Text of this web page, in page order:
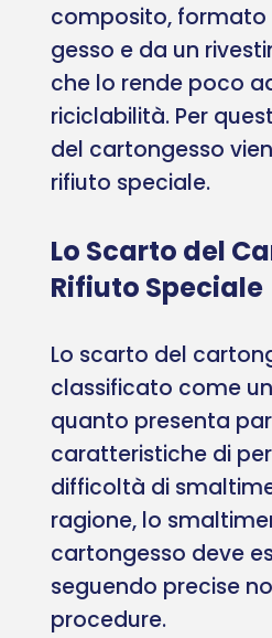
composito, formato
gesso e da un
che lo rende poco
riciclabilità. Per
del cartongesso
rifiuto speciale.
Lo Scarto del
Rifiuto Speciale
Lo scarto del
classificato come
quanto presenta
caratteristiche di
difficoltà di
ragione, lo
cartongesso deve
seguendo precise
procedure.